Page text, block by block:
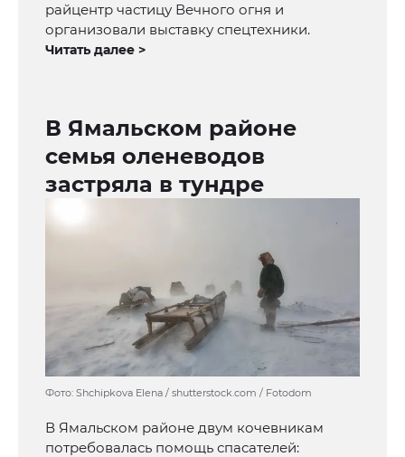
райцентр частицу Вечного огня и
организовали выставку спецтехники.
Читать далее >
В Ямальском районе
семья оленеводов
застряла в тундре
Фото: Shchipkova Elena / shutterstock.com / Fotodom
В Ямальском районе двум кочевникам
потребовалась помощь спасателей: